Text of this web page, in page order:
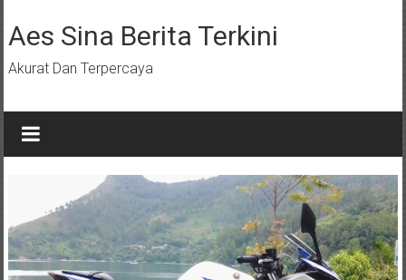
ke
konten
Aes Sina Berita Terkini
Akurat Dan Terpercaya